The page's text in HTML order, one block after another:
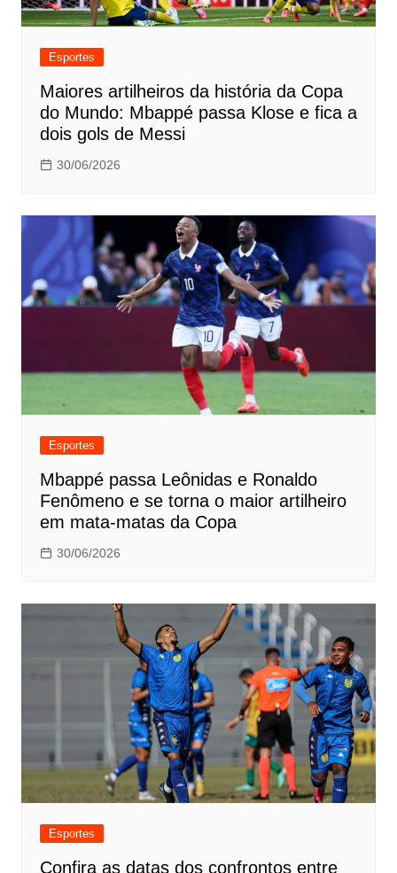
Esportes
Maiores artilheiros da história da Copa
do Mundo: Mbappé passa Klose e fica a
dois gols de Messi
30/06/2026
Esportes
Mbappé passa Leônidas e Ronaldo
Fenômeno e se torna o maior artilheiro
em mata-matas da Copa
30/06/2026
Esportes
Confira as datas dos confrontos entre